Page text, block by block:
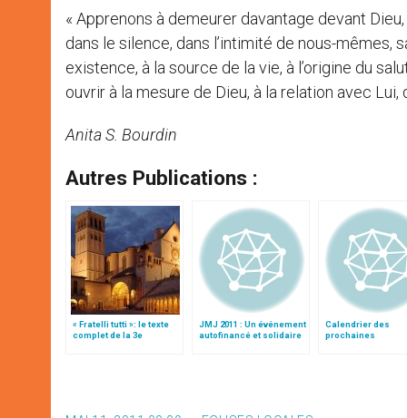
« Apprenons à demeurer davantage devant
dans le silence, dans l’intimité de nous-mêmes,
existence, à la source de la vie, à l’origine du
ouvrir à la mesure de Dieu, à la relation avec Lui,
Anita S. Bourdin
Autres Publications :
« Fratelli tutti »: le texte
complet de la 3e
JMJ 2011 : Un événement
autofinancé et solidaire
Calendrier des
prochaines